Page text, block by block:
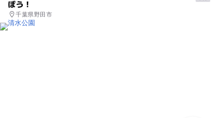
ぼう！
千葉県野田市